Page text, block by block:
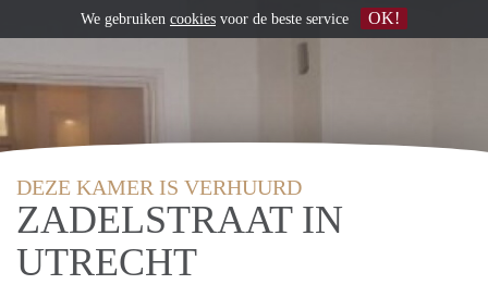
DEZE KAMER IS VERHUURD
ZADELSTRAAT IN
UTRECHT
We gebruiken cookies voor de beste service OK!